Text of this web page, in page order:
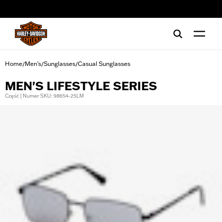
Home/Men's/Sunglasses/Casual Sunglasses
MEN'S LIFESTYLE SERIES
Część | Numer SKU: 98654-25LM